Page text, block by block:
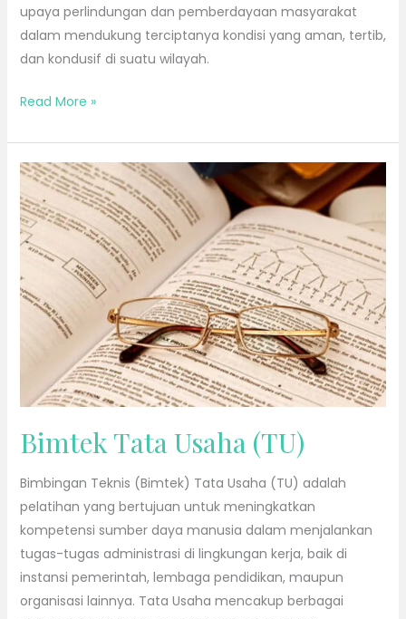
upaya perlindungan dan pemberdayaan masyarakat
dalam mendukung terciptanya kondisi yang aman, tertib,
dan kondusif di suatu wilayah.
Read More »
Bimtek Tata Usaha (TU)
Bimbingan Teknis (Bimtek) Tata Usaha (TU) adalah
pelatihan yang bertujuan untuk meningkatkan
kompetensi sumber daya manusia dalam menjalankan
tugas-tugas administrasi di lingkungan kerja, baik di
instansi pemerintah, lembaga pendidikan, maupun
organisasi lainnya. Tata Usaha mencakup berbagai
Bimtek
Tata
Usaha
(TU)